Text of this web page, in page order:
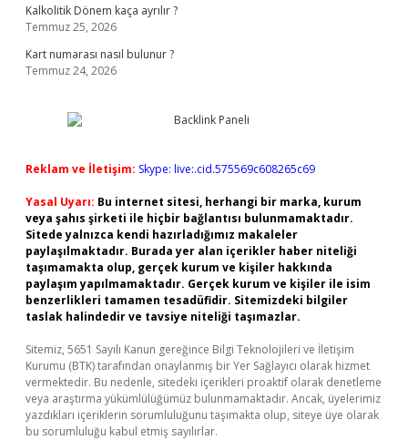
Kalkolitik Dönem kaça ayrılır ?
Temmuz 25, 2026
Kart numarası nasıl bulunur ?
Temmuz 24, 2026
Reklam ve İletişim: Skype: live:.cid.575569c608265c69
Yasal Uyarı: Bu internet sitesi, herhangi bir marka, kurum
veya şahıs şirketi ile hiçbir bağlantısı bulunmamaktadır.
Sitede yalnızca kendi hazırladığımız makaleler
paylaşılmaktadır. Burada yer alan içerikler haber niteliği
taşımamakta olup, gerçek kurum ve kişiler hakkında
paylaşım yapılmamaktadır. Gerçek kurum ve kişiler ile isim
benzerlikleri tamamen tesadüfidir. Sitemizdeki bilgiler
taslak halindedir ve tavsiye niteliği taşımazlar.
Sitemiz, 5651 Sayılı Kanun gereğince Bilgi Teknolojileri ve İletişim
Kurumu (BTK) tarafından onaylanmış bir Yer Sağlayıcı olarak hizmet
vermektedir. Bu nedenle, sitedeki içerikleri proaktif olarak denetleme
veya araştırma yükümlülüğümüz bulunmamaktadır. Ancak, üyelerimiz
yazdıkları içeriklerin sorumluluğunu taşımakta olup, siteye üye olarak
bu sorumluluğu kabul etmiş sayılırlar.